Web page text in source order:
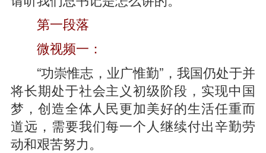
第一段落
微视频一：
“功崇惟志，业广惟勤”，我国仍处于并
将长期处于社会主义初级阶段，实现中国
梦，创造全体人民更加美好的生活任重而
道远，需要我们每一个人继续付出辛勤劳
动和艰苦努力。